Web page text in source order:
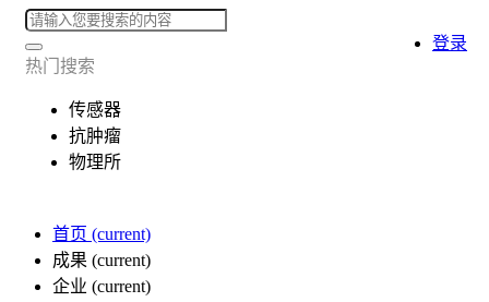
热门搜索
传感器
抗肿瘤
物理所
首页 (current)
成果 (current)
企业 (current)
登录